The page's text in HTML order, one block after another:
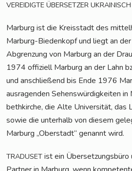
VEREIDIGTE ÜBERSETZER UKRAINISCH
Mar­burg ist die Kreis­stadt des
Mar­burg-Bie­den­kopf und liegt an
Abgren­zung von Mar­burg an der
1974 offi­zi­ell Mar­burg an der Lahn
und anschlie­ßend bis Ende 1976
aus­ra­gen­den Sehens­wür­dig­kei­ten
beth­kir­che, die Alte Uni­ver­si­tät, das
sowie die unter­halb von die­sem
Mar­burg „Ober­stadt“ genannt wird.
TRADUSET ist ein Über­set­zungs­bü­ro